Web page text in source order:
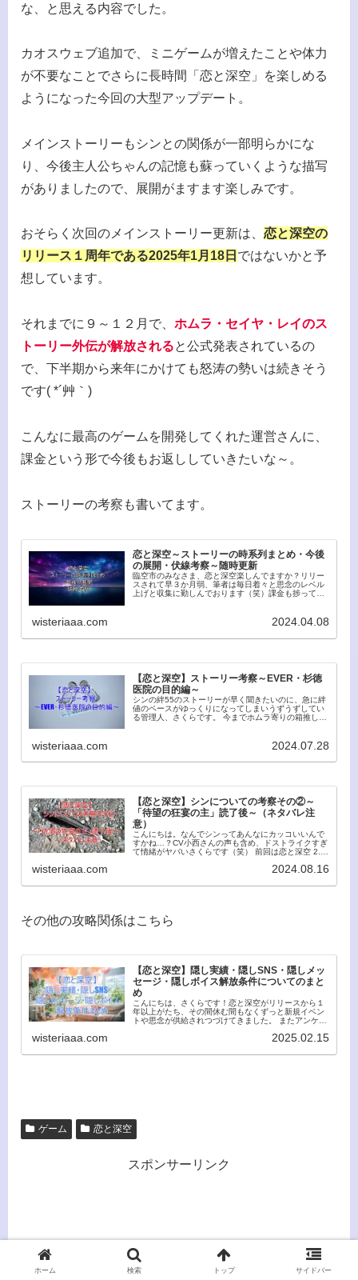
な、と思える内容でした。
カオスウェブ追加で、ミニゲームが増えたことや体力
が不要なことでさらに長時間「恋と深空」を楽しめる
ようになった今回の大型アップデート。
メインストーリーもシンとの関係が一部明らかにな
り、今後主人公ちゃんの記憶も蘇っていくような描写
がありましたので、展開がますます楽しみです。
おそらく次回のメインストーリー更新は、 恋と深空の
リリース１周年である2025年1月18日 ではないかと予
想しています。
それまでに９～１２月で、 ホムラ・セイヤ・レイのス
トーリー外伝が解放されると公式発表されているの
で、下半期から来年にかけても怒涛の勢いは続きそう
です( *´艸｀)
こんなに最高のゲームを開発してくれた運営さんに、
課金という形で今後もお返ししていきたいな～。
ストーリーの考察も書いてます。
恋と深空～ストーリーの時系列まとめ・今後
の展開・伏線考察～随時更新
臨空市のみなさま、恋と深空楽しんでますか？リリー
スされて早３か月弱、筆者は毎日着々と思念のレベル
上げと収集に勤しんでおります（笑）課金も捗ってお
wisteriaaa.com 2024.04.08
【恋と深空】ストーリー考察～EVER・杉徳
医院の目的編～
シンの絆55のストーリーが早く聞きたいのに、急に絆
値のペースがゆっくりになってしまいうずうずしてい
る管理人、さくらです。 今までホムラ寄りの箱推しだ
wisteriaaa.com 2024.07.28
【恋と深空】シンについての考察その②～
「待望の狂宴の主」読了後～（ネタバレ注
意）
こんにちは。なんでシンってあんなにカッコいいんで
すかね…？CV小西さんの声も含め、ドストライクすぎ
て情緒がヤバいさくらです（笑） 前回は恋と深空 2.0
いましたが！！！メインストーリー・思念ス...
wisteriaaa.com 2024.08.16
その他の攻略関係はこちら
【恋と深空】隠し実績・隠しSNS・隠しメッ
セージ・隠しボイス解放条件についてのまと
め
こんにちは、さくらです！恋と深空がリリースから１
年以上がたち、その間休む間もなくずっと新規イベン
トや思念が供給されつづけてきました。 またアンケー
プデートで反映されていって、クオリティもどんど...
wisteriaaa.com 2025.02.15
ゲーム 恋と深空
スポンサーリンク
ホーム 検索 トップ サイドバー